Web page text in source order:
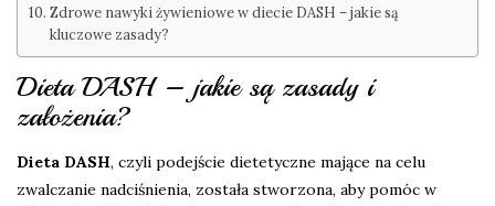
Zdrowe nawyki żywieniowe w diecie DASH – jakie są
kluczowe zasady?
Dieta DASH – jakie są zasady i
założenia?
Dieta DASH, czyli podejście dietetyczne mające na celu
zwalczanie nadciśnienia, została stworzona, aby pomóc w